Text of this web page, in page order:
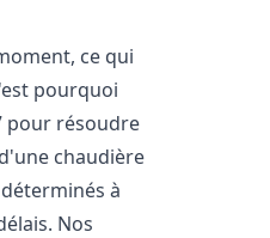
ce qui
pourquoi
pour résoudre
chaudière
à
Nos